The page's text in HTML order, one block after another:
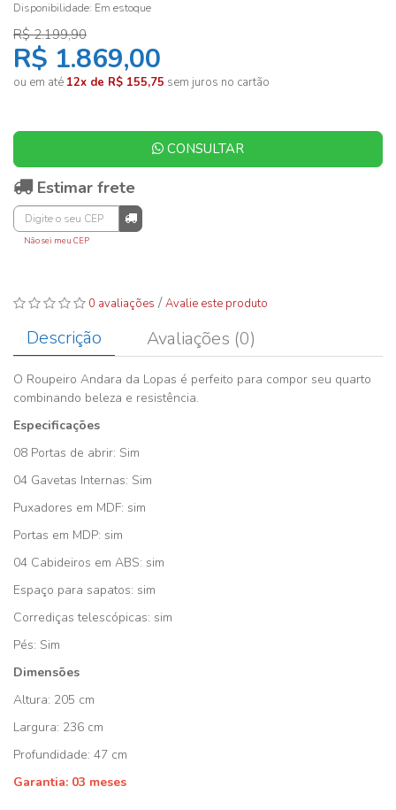
Disponibilidade: Em estoque
R$ 2.199,90
R$ 1.869,00
ou em até 12x de R$ 155,75 sem juros no cartão
CONSULTAR
Estimar frete
Não sei meu CEP
0 avaliações /Avalie este produto
Descrição Avaliações (0)
O Roupeiro Andara da Lopas é perfeito para compor seu quarto
combinando beleza e resistência.
Especificações
08 Portas de abrir: Sim
04 Gavetas Internas: Sim
Puxadores em MDF: sim
Portas em MDP: sim
04 Cabideiros em ABS: sim
Espaço para sapatos: sim
Corrediças telescópicas: sim
Pés: Sim
Dimensões
Altura: 205 cm
Largura: 236 cm
Profundidade: 47 cm
Garantia: 03 meses